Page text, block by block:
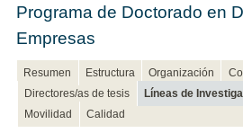
Programa de Doctorado en
Empresas
Resumen Estructura Organización
Directores/as de tesis
Líneas de
Movilidad
Calidad